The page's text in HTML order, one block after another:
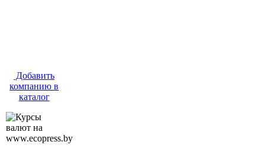
Добавить
компанию в
каталог